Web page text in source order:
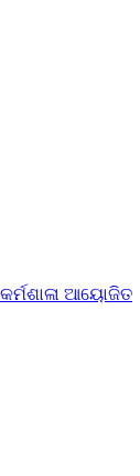
ଆୟୋଜିତ